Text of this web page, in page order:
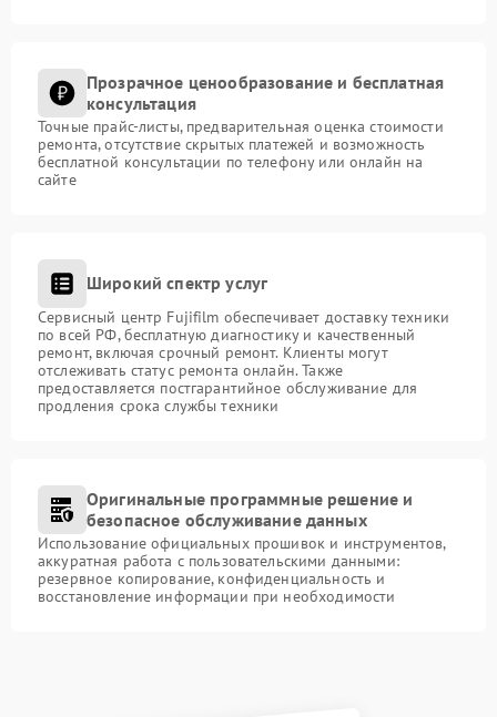
Прозрачное ценообразование и бесплатная
консультация
Точные прайс-листы, предварительная оценка стоимости
ремонта, отсутствие скрытых платежей и возможность
бесплатной консультации по телефону или онлайн на
сайте
Широкий спектр услуг
Сервисный центр Fujifilm обеспечивает доставку техники
по всей РФ, бесплатную диагностику и качественный
ремонт, включая срочный ремонт. Клиенты могут
отслеживать статус ремонта онлайн. Также
предоставляется постгарантийное обслуживание для
продления срока службы техники
Оригинальные программные решение и
безопасное обслуживание данных
Использование официальных прошивок и инструментов,
аккуратная работа с пользовательскими данными:
резервное копирование, конфиденциальность и
восстановление информации при необходимости